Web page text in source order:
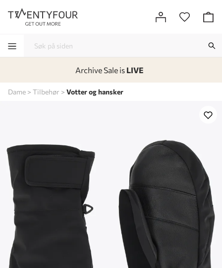
Dame Tilbehør Votter og hansker
Archive Sale is LIVE
-
-
-
-